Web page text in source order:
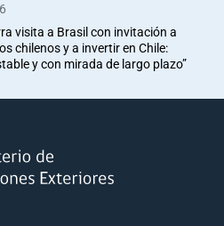
visita a Brasil con invitación a
chilenos y a invertir en Chile:
y con mirada de largo plazo”